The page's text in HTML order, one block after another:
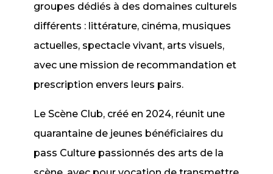
groupes dédiés à des domaines culturels
différents : littérature, cinéma, musiques
actuelles, spectacle vivant, arts visuels,
avec une mission de recommandation et
prescription envers leurs pairs.
Le Scène Club, créé en 2024, réunit une
quarantaine de jeunes bénéficiaires du
pass Culture passionnés des arts de la